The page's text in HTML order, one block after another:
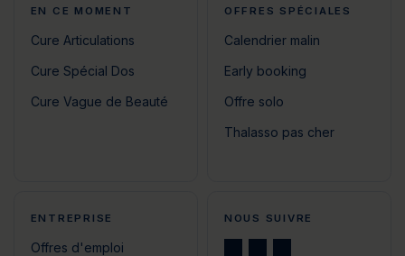
EN CE MOMENT
Cure Articulations
Cure Spécial Dos
Cure Vague de Beauté
OFFRES SPÉCIALES
Calendrier malin
Early booking
Offre solo
Thalasso pas cher
ENTREPRISE
Offres d'emploi
NOUS SUIVRE